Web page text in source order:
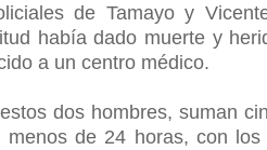
de Tamayo y
había dado muerte y
a un centro médico.
dos hombres, suman
de 24 horas, con